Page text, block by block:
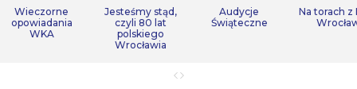
Wieczorne
opowiadania
WKA
Jesteśmy stąd,
czyli 80 lat
polskiego
Wrocławia
Audycje
Świąteczne
Na torach z